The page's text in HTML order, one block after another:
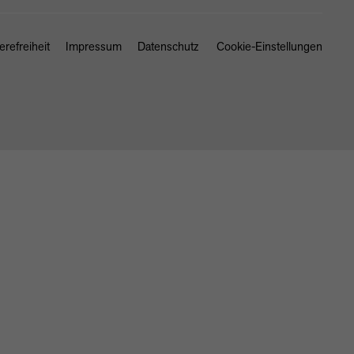
Impressum Datenschutz Cookie-Einstellungen